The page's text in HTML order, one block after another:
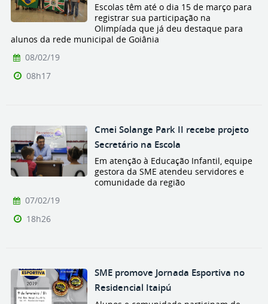
Escolas têm até o dia 15 de março para
registrar sua participação na
Olimpíada que já deu destaque para
alunos da rede municipal de Goiânia
08/02/19
08h17
Cmei Solange Park II recebe projeto
Secretário na Escola
Em atenção à Educação Infantil, equipe
gestora da SME atendeu servidores e
comunidade da região
07/02/19
18h26
SME promove Jornada Esportiva no
Residencial Itaipú